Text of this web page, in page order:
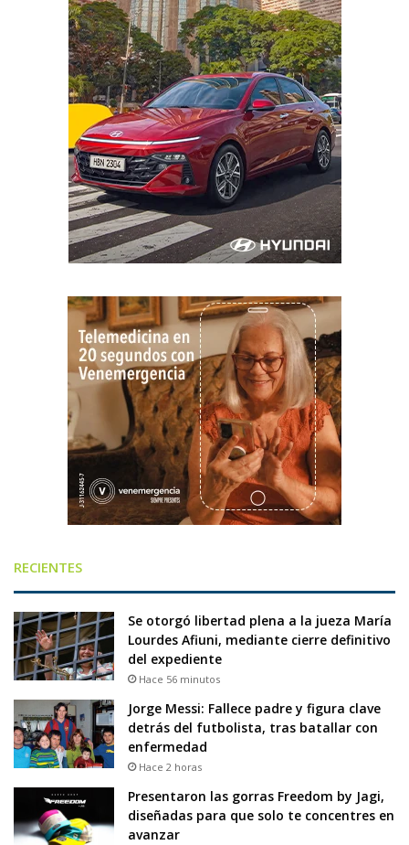
RECIENTES
Se otorgó libertad plena a la jueza María
Lourdes Afiuni, mediante cierre definitivo
del expediente
Hace 56 minutos
Jorge Messi: Fallece padre y figura clave
detrás del futbolista, tras batallar con
enfermedad
Hace 2 horas
Presentaron las gorras Freedom by Jagi,
diseñadas para que solo te concentres en
avanzar